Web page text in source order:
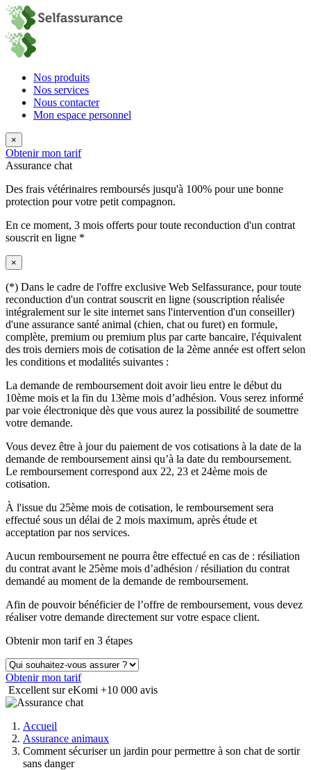
Nos produits
Nos services
Nous contacter
Mon espace personnel
×
Obtenir mon tarif
Assurance chat
Des frais vétérinaires remboursés jusqu'à 100% pour une bonne
protection pour votre petit compagnon.
En ce moment, 3 mois offerts pour toute reconduction d'un contrat
souscrit en ligne *
×
(*) Dans le cadre de l'offre exclusive Web Selfassurance, pour toute
reconduction d'un contrat souscrit en ligne (souscription réalisée
intégralement sur le site internet sans l'intervention d'un conseiller)
d'une assurance santé animal (chien, chat ou furet) en formule,
complète, premium ou premium plus par carte bancaire, l'équivalent
des trois derniers mois de cotisation de la 2ème année est offert selon
les conditions et modalités suivantes :
La demande de remboursement doit avoir lieu entre le début du
10ème mois et la fin du 13ème mois d’adhésion. Vous serez informé
par voie électronique dès que vous aurez la possibilité de soumettre
votre demande.
Vous devez être à jour du paiement de vos cotisations à la date de la
demande de remboursement ainsi qu’à la date du remboursement.
Le remboursement correspond aux 22, 23 et 24ème mois de
cotisation.
À l'issue du 25ème mois de cotisation, le remboursement sera
effectué sous un délai de 2 mois maximum, après étude et
acceptation par nos services.
Aucun remboursement ne pourra être effectué en cas de : résiliation
du contrat avant le 25ème mois d’adhésion / résiliation du contrat
demandé au moment de la demande de remboursement.
Afin de pouvoir bénéficier de l’offre de remboursement, vous devez
réaliser votre demande directement sur votre espace client.
Obtenir mon tarif en 3 étapes
Obtenir mon tarif
Excellent sur eKomi +10 000 avis
Accueil
Assurance animaux
Comment sécuriser un jardin pour permettre à son chat de sortir
sans danger